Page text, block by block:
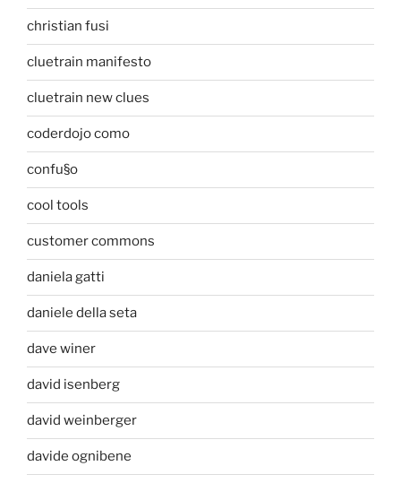
christian fusi
cluetrain manifesto
cluetrain new clues
coderdojo como
confu§o
cool tools
customer commons
daniela gatti
daniele della seta
dave winer
david isenberg
david weinberger
davide ognibene